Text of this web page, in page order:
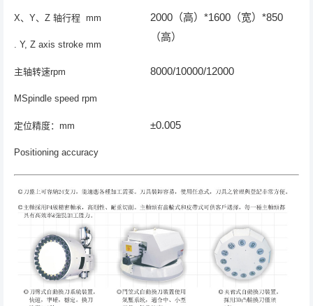
X、Y、Z 轴行程 mm
. Y, Z axis stroke mm
2000（高）*1600（宽）*850
（高）
主轴转速rpm
MSpindle speed rpm
8000/10000/12000
定位精度：mm
Positioning accuracy
±0.005